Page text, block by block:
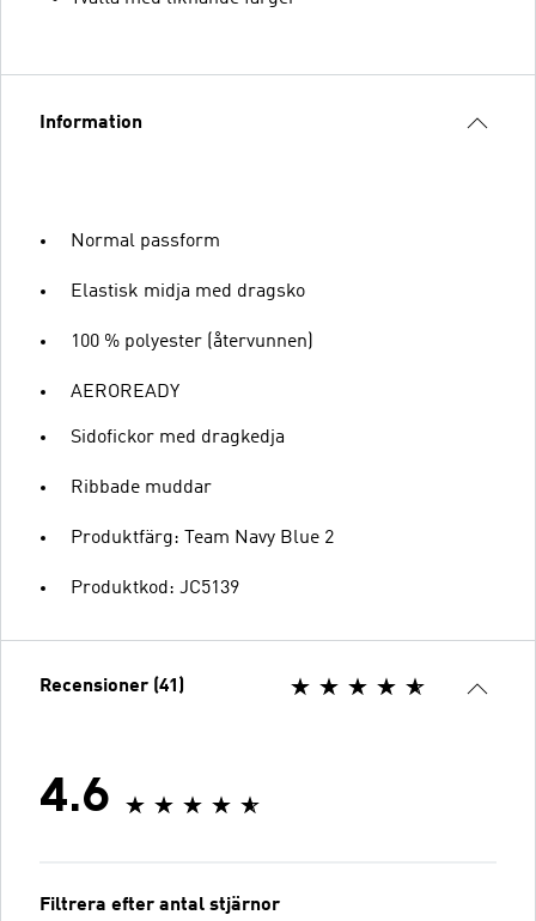
Information
Normal passform
Elastisk midja med dragsko
100 % polyester (återvunnen)
AEROREADY
Sidofickor med dragkedja
Ribbade muddar
Produktfärg: Team Navy Blue 2
Produktkod: JC5139
Recensioner (41)
4.6
Filtrera efter antal stjärnor